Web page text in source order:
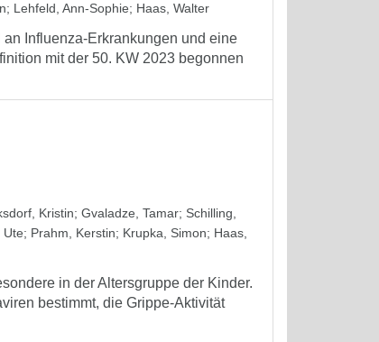
; Lehfeld, Ann-Sophie; Haas, Walter
Influenza-Erkrankungen und eine
mit der 50. KW 2023 begonnen
Kristin; Gvaladze, Tamar; Schilling,
Ute; Prahm, Kerstin; Krupka, Simon; Haas,
in der Altersgruppe der Kinder.
bestimmt, die Grippe-Aktivität